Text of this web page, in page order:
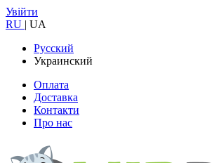
Увійти
RU | UA
Русский
Украинский
Оплата
Доставка
Контакти
Про нас